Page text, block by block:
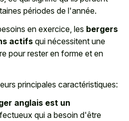
périodes de l'année.
en exercice, les bergers
actifsqui nécessitent une
pour rester en forme et en
principales caractéristiques:
anglais est un
qui a besoin d'être